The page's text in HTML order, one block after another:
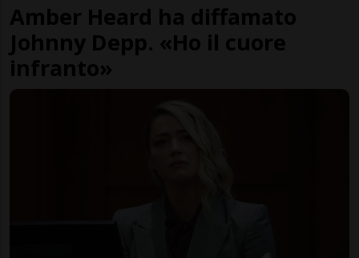
Amber Heard ha diffamato
Johnny Depp. «Ho il cuore
infranto»